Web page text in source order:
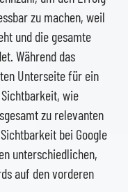
zu machen, weil
und die gesamte
Während das
Unterseite für ein
wie
zu relevanten
bei Google
unterschiedlichen,
auf den vorderen